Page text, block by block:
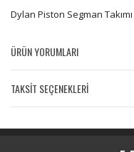
Dylan Piston Segman Takımı
ÜRÜN YORUMLARI
TAKSİT SEÇENEKLERİ